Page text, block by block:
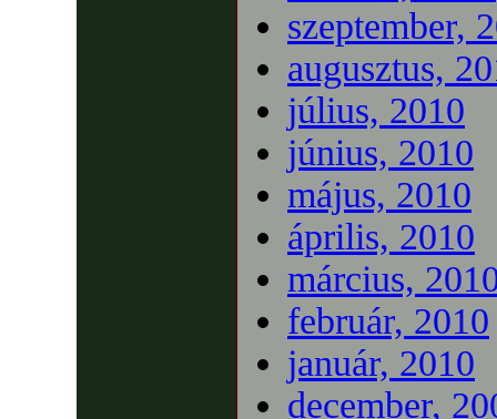
szeptember,
augusztus,
július, 2010
június, 2010
május, 2010
április, 2010
március,
február, 2010
január, 2010
december,